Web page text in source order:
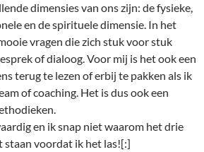
dimensies van ons zijn: de fysieke,
en de spirituele dimensie. In het
vragen die zich stuk voor stuk
of dialoog. Voor mij is het ook een
terug te lezen of erbij te pakken als ik
of coaching. Het is dus ook een
en ik snap niet waarom het drie
staan voordat ik het las![:]